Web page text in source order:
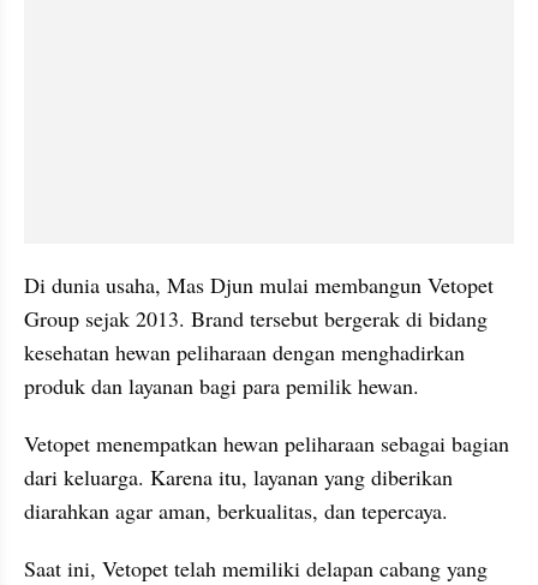
Di dunia usaha, Mas Djun mulai membangun Vetopet
Group sejak 2013. Brand tersebut bergerak di bidang
kesehatan hewan peliharaan dengan menghadirkan
produk dan layanan bagi para pemilik hewan.
Vetopet menempatkan hewan peliharaan sebagai bagian
dari keluarga. Karena itu, layanan yang diberikan
diarahkan agar aman, berkualitas, dan tepercaya.
Saat ini, Vetopet telah memiliki delapan cabang yang